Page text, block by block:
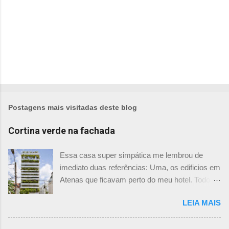
Postagens mais visitadas deste blog
Cortina verde na fachada
Essa casa super simpática me lembrou de
imediato duas referências: Uma, os edificios em
Atenas que ficavam perto do meu hotel. Todos
ficassem tão simpáticos! Mas olhando com
mais foco, me veio a segunda referência. Na
LEIA MAIS